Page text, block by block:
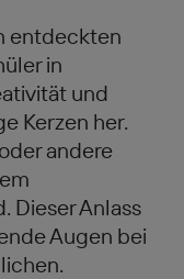
entdeckten
in
und
Kerzen her.
andere
Dieser Anlass
Augen bei